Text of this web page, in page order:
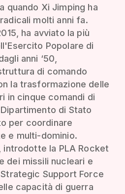
quando Xi Jimping ha
molti anni fa.
ha avviato la più
Popolare di
anni ‘50,
di comando
la trasformazione delle
in cinque comandi di
di Stato
per coordinare
e multi-dominio.
la PLA Rocket
dei missili nucleari e
Support Force
capacità di guerra